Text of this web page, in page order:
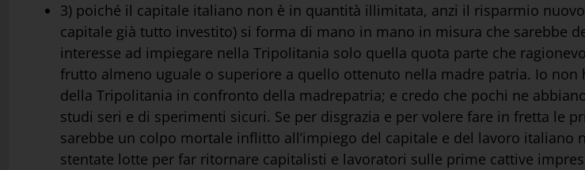
3) poiché il capitale italiano non è in quantità illimitata, anzi il risparmio
capitale già tutto investito) si forma di mano in mano in misura che sarebbe
interesse ad impiegare nella Tripolitania solo quella quota parte che
frutto almeno uguale o superiore a quello ottenuto nella madre patria. Io
della Tripolitania in confronto della madrepatria; e credo che pochi ne
studi seri e di sperimenti sicuri. Se per disgrazia e per volere fare in fretta le
sarebbe un colpo mortale inflitto all’impiego del capitale e del lavoro italiano
stentate lotte per far ritornare capitalisti e lavoratori sulle prime cattive